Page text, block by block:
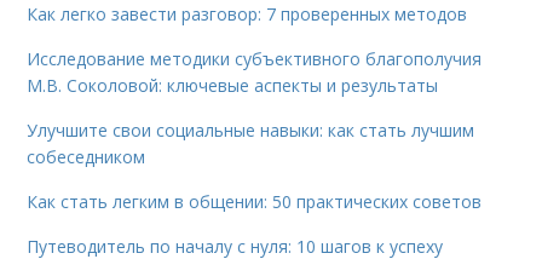
Как легко завести разговор: 7 проверенных методов
Исследование методики субъективного благополучия
М.В. Соколовой: ключевые аспекты и результаты
Улучшите свои социальные навыки: как стать лучшим
собеседником
Как стать легким в общении: 50 практических советов
Путеводитель по началу с нуля: 10 шагов к успеху